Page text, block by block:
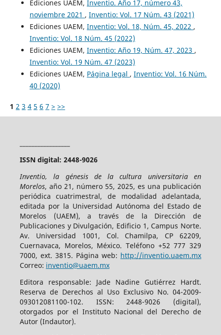
Ediciones UAEM, Inventio. Año 17, número 43,
noviembre 2021 , Inventio: Vol. 17 Núm. 43 (2021)
Ediciones UAEM, Inventio: Vol. 18, Núm. 45, 2022 ,
Inventio: Vol. 18 Núm. 45 (2022)
Ediciones UAEM, Inventio: Año 19, Núm. 47, 2023 ,
Inventio: Vol. 19 Núm. 47 (2023)
Ediciones UAEM, Página legal , Inventio: Vol. 16 Núm.
40 (2020)
1 2 3 4 5 6 7 > >>
ISSN digital: 2448-9026
Inventio, la génesis de la cultura universitaria en
Morelos, año 21, número 55, 2025, es una publicación
periódica cuatrimestral, de modalidad adelantada,
editada por la Universidad Autónoma del Estado de
Morelos (UAEM), a través de la Dirección de
Publicaciones y Divulgación, Edificio 1, Campus Norte.
Av. Universidad 1001, Col. Chamilpa, CP 62209,
Cuernavaca, Morelos, México. Teléfono +52 777 329
7000, ext. 3815. Página web: http://inventio.uaem.mx
Correo: inventio@uaem.mx
Editora responsable: Jade Nadine Gutiérrez Hardt.
Reserva de Derechos al Uso Exclusivo No. 04-2009-
093012081100-102. ISSN: 2448-9026 (digital),
otorgados por el Instituto Nacional del Derecho de
Autor (Indautor).